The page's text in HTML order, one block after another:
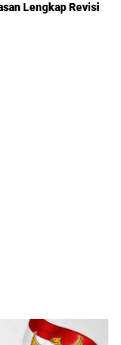
Lengkap Revisi